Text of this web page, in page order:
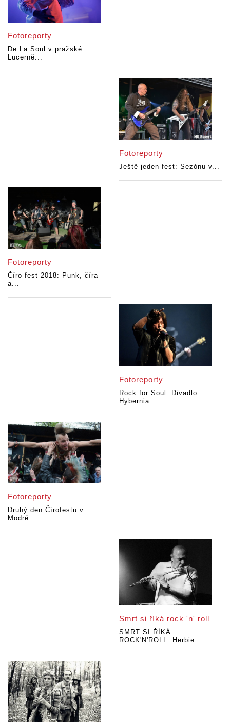
Fotoreporty
De La Soul v pražské
Lucerně...
Fotoreporty
Ještě jeden fest: Sezónu v...
Fotoreporty
Číro fest 2018: Punk, číra
a...
Fotoreporty
Rock for Soul: Divadlo
Hybernia...
Fotoreporty
Druhý den Čírofestu v
Modré...
Smrt si říká rock 'n' roll
SMRT SI ŘÍKÁ
ROCK'N'ROLL: Herbie...